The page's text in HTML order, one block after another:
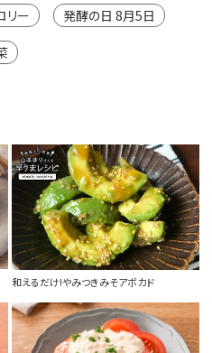
リー 発酵の日 8月5日
和えるだけ!やみつきみそアボカド